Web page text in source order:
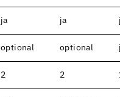
ja ja
optional optional
2 2